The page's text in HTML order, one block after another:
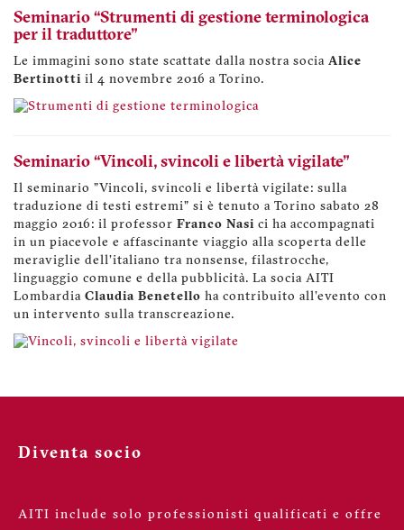
Seminario “Strumenti di gestione terminologica
per il traduttore"
Le immagini sono state scattate dalla nostra socia Alice
Bertinotti il 4 novembre 2016 a Torino.
Seminario “Vincoli, svincoli e libertà vigilate"
Il seminario "Vincoli, svincoli e libertà vigilate: sulla
traduzione di testi estremi" si è tenuto a Torino sabato 28
maggio 2016: il professor Franco Nasi ci ha accompagnati
in un piacevole e affascinante viaggio alla scoperta delle
meraviglie dell'italiano tra nonsense, filastrocche,
linguaggio comune e della pubblicità. La socia AITI
Lombardia Claudia Benetello ha contribuito all'evento con
un intervento sulla transcreazione.
Diventa socio
AITI include solo professionisti qualificati e offre